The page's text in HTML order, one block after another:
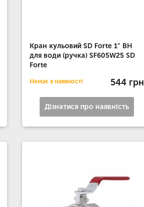
Кран кульовий SD Forte 1" ВН
для води (ручка) SF605W25 SD
Forte
Немає в наявності 544 грн
Дізнатися про наявність